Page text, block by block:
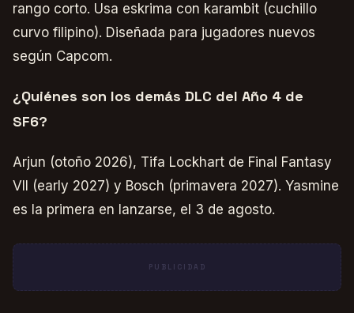
rango corto. Usa eskrima con karambit (cuchillo
curvo filipino). Diseñada para jugadores nuevos
según Capcom.
¿Quiénes son los demás DLC del Año 4 de
SF6?
Arjun (otoño 2026), Tifa Lockhart de Final Fantasy
VII (early 2027) y Bosch (primavera 2027). Yasmine
es la primera en lanzarse, el 3 de agosto.
PUBLICIDAD